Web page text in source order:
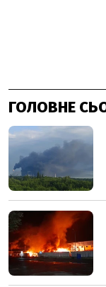
ГОЛОВНЕ